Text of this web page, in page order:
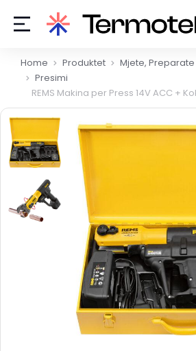
You are here:
Home Produktet
Mjete,
Presimi
REMS Makina per Press 14V ACC +